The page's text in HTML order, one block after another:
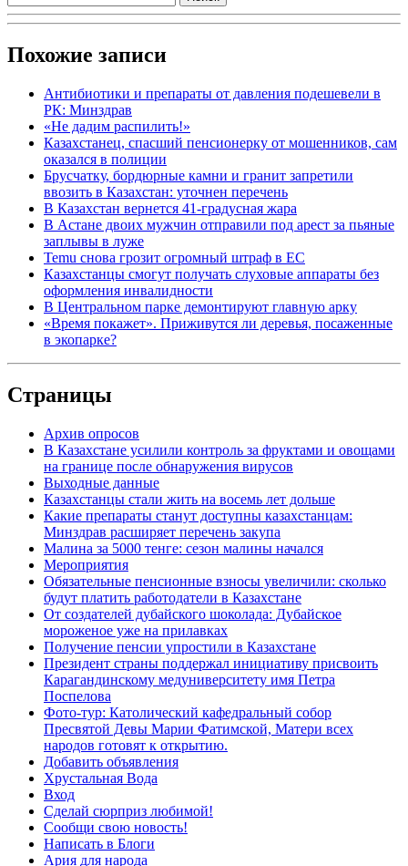
Похожие записи
Антибиотики и препараты от давления подешевели в
РК: Минздрав
«Не дадим распилить!»
Казахстанец, спасший пенсионерку от мошенников, сам
оказался в полиции
Брусчатку, бордюрные камни и гранит запретили
ввозить в Казахстан: уточнен перечень
В Казахстан вернется 41-градусная жара
В Астане двоих мужчин отправили под арест за пьяные
заплывы в луже
Temu снова грозит огромный штраф в ЕС
Казахстанцы смогут получать слуховые аппараты без
оформления инвалидности
В Центральном парке демонтируют главную арку
«Время покажет». Приживутся ли деревья, посаженные
в экопарке?
Страницы
Архив опросов
В Казахстане усилили контроль за фруктами и овощами
на границе после обнаружения вирусов
Выходные данные
Казахстанцы стали жить на восемь лет дольше
Какие препараты станут доступны казахстанцам:
Минздрав расширяет перечень закупа
Малина за 5000 тенге: сезон малины начался
Мероприятия
Обязательные пенсионные взносы увеличили: сколько
будут платить работодатели в Казахстане
От создателей дубайского шоколада: Дубайское
мороженое уже на прилавках
Получение пенсии упростили в Казахстане
Президент страны поддержал инициативу присвоить
Карагандинскому медуниверситету имя Петра
Поспелова
Фото-тур: Католический кафедральный собор
Пресвятой Девы Марии Фатимской, Матери всех
народов готовят к открытию.
Добавить объявления
Хрустальная Вода
Вход
Сделай сюрприз любимой!
Сообщи свою новость!
Написать в Блоги
Ария для народа